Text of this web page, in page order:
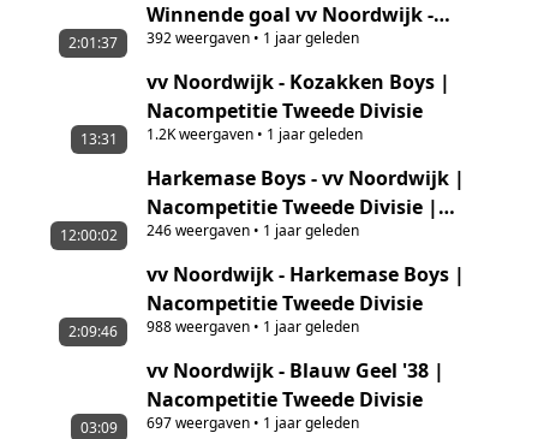
Winnende goal vv Noordwijk -
Kozakken Boys | Nacompetitie
Tweede Divisie
392weergaven• 1 jaar geleden
2:01:37
vv Noordwijk - Kozakken Boys |
Nacompetitie Tweede Divisie
1.2Kweergaven• 1 jaar geleden
13:31
Harkemase Boys - vv Noordwijk |
Nacompetitie Tweede Divisie |
Samenvatting (zonder commentaar)
246weergaven• 1 jaar geleden
12:00:02
vv Noordwijk - Harkemase Boys |
Nacompetitie Tweede Divisie
988weergaven• 1 jaar geleden
2:09:46
vv Noordwijk - Blauw Geel '38 |
Nacompetitie Tweede Divisie
697weergaven• 1 jaar geleden
03:09